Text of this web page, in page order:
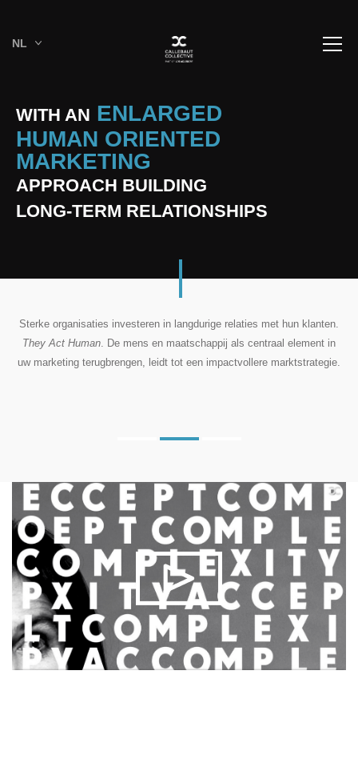
NL
WITH AN ENLARGED
HUMAN ORIENTED
MARKETING
APPROACH BUILDING
LONG-TERM RELATIONSHIPS
Sterke organisaties investeren in langdurige relaties met hun klanten.
They Act Human . De mens en maatschappij als centraal element in
uw marketing terugbrengen, leidt tot een impactvollere marktstrategie.